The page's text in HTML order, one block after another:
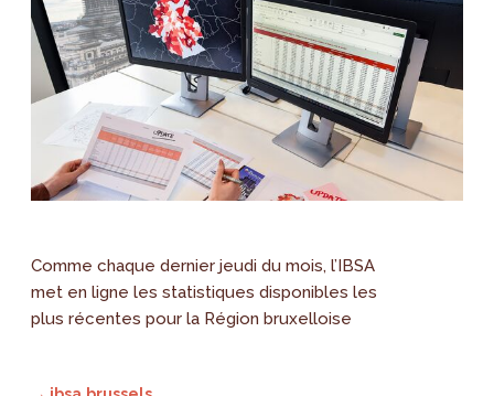
Comme chaque dernier jeudi du mois, l’IBSA
met en ligne les statistiques disponibles les
plus récentes pour la Région bruxelloise